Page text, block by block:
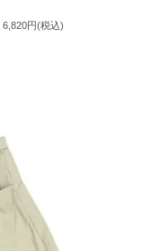
6,820円(税込)